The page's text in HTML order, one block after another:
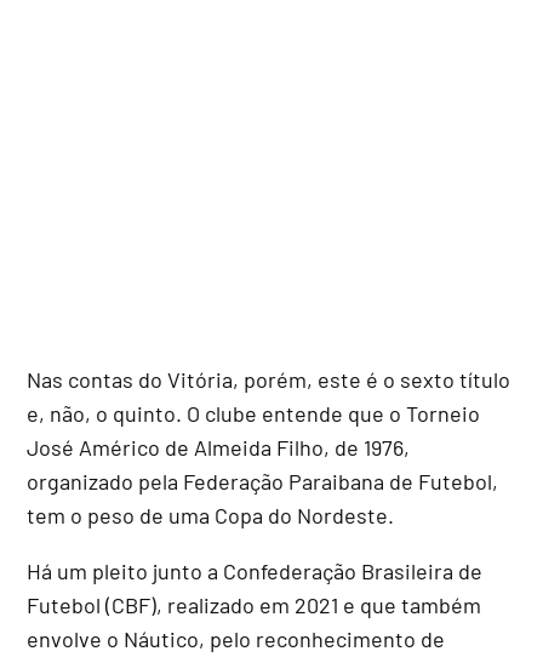
Nas contas do Vitória, porém, este é o sexto título
e, não, o quinto. O clube entende que o Torneio
José Américo de Almeida Filho, de 1976,
organizado pela Federação Paraibana de Futebol,
tem o peso de uma Copa do Nordeste.
Há um pleito junto a Confederação Brasileira de
Futebol (CBF), realizado em 2021 e que também
envolve o Náutico, pelo reconhecimento de